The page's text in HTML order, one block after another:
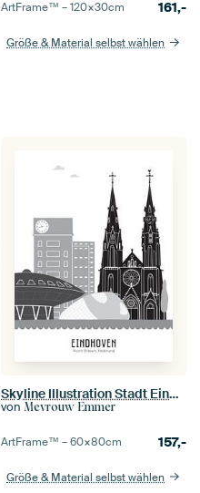
ArtFrame™ –120×30cm 161,-
Größe & Material selbst wählen
Skyline Illustration Stadt Eindhoven schwarz-weiß-grau
von Mevrouw Emmer
ArtFrame™ –60×80cm 157,-
Größe & Material selbst wählen